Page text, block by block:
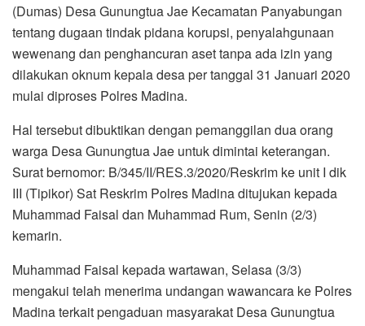
(Dumas) Desa Gunungtua Jae Kecamatan Panyabungan
tentang dugaan tindak pidana korupsi, penyalahgunaan
wewenang dan penghancuran aset tanpa ada izin yang
dilakukan oknum kepala desa per tanggal 31 Januari 2020
mulai diproses Polres Madina.
Hal tersebut dibuktikan dengan pemanggilan dua orang
warga Desa Gunungtua Jae untuk dimintai keterangan.
Surat bernomor: B/345/II/RES.3/2020/Reskrim ke unit I dik
III (Tipikor) Sat Reskrim Polres Madina ditujukan kepada
Muhammad Faisal dan Muhammad Rum, Senin (2/3)
kemarin.
Muhammad Faisal kepada wartawan, Selasa (3/3)
mengakui telah menerima undangan wawancara ke Polres
Madina terkait pengaduan masyarakat Desa Gunungtua